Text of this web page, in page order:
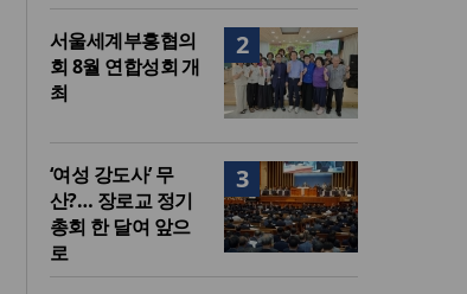
2
서울세계부흥협의
회 8월 연합성회 개
최
3
‘여성 강도사’ 무
산?… 장로교 정기
총회 한 달여 앞으
로